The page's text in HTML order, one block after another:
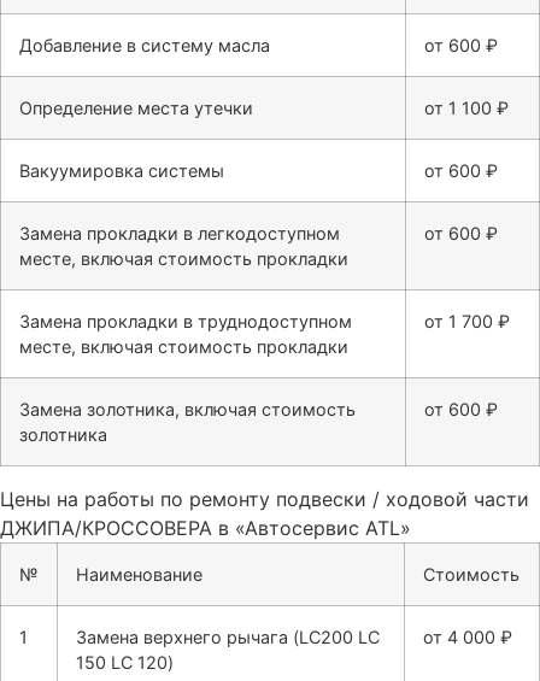
Добавление в систему масла от 600 ₽
Определение места утечки от 1 100 ₽
Вакуумировка системы от 600 ₽
Замена прокладки в легкодоступном
месте, включая стоимость прокладки
от 600 ₽
Замена прокладки в труднодоступном
месте, включая стоимость прокладки
от 1 700 ₽
Замена золотника, включая стоимость
золотника
от 600 ₽
Цены на работы по ремонту подвески / ходовой части
ДЖИПА/КРОССОВЕРА в «Автосервис ATL»
№ Наименование Стоимость
1
Замена верхнего рычага (LC200 LC
150 LC 120)
от 4 000 ₽